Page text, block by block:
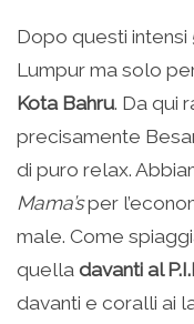
Dopo questi intensi
Lumpur ma solo
Kota Bahru. Da qui
precisamente
di puro relax.
Mama’sper
male. Come
quella davanti al
davanti e coralli ai